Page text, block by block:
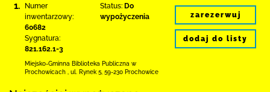
1.
Numer
inwentarzowy:
60682
Sygnatura:
821.162.1-3
Status: Do
wypożyczenia
Miejsko-Gminna Biblioteka Publiczna w
Prochowicach
ul. Rynek 5 59-230 Prochowice
zarezerwuj
dodaj do listy